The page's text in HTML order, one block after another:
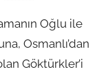
Oğlu ile
Osmanlı’dan
Göktürkler’i